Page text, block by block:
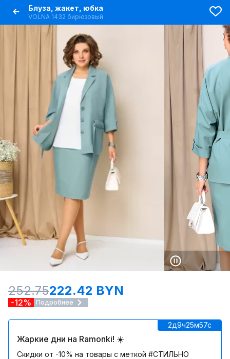
Блуза, жакет, юбка
VOLNA 1432 бирюзовый
252.75222.42 BYN
-12% Подробнее
2д9ч25м57c
Жаркие дни на Ramonki! ☀️
Скидки от -10% на товары с меткой #СТИЛЬНО